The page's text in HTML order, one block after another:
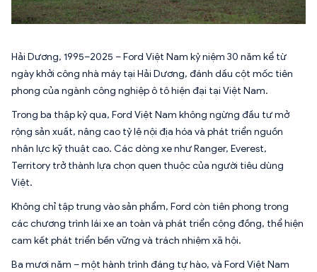
Hải Dương, 1995–2025 – Ford Việt Nam kỷ niệm 30 năm kể từ
ngày khởi công nhà máy tại Hải Dương, đánh dấu cột mốc tiên
phong của ngành công nghiệp ô tô hiện đại tại Việt Nam.
Trong ba thập kỷ qua, Ford Việt Nam không ngừng đầu tư mở
rộng sản xuất, nâng cao tỷ lệ nội địa hóa và phát triển nguồn
nhân lực kỹ thuật cao. Các dòng xe như Ranger, Everest,
Territory trở thành lựa chọn quen thuộc của người tiêu dùng
Việt.
Không chỉ tập trung vào sản phẩm, Ford còn tiên phong trong
các chương trình lái xe an toàn và phát triển cộng đồng, thể hiện
cam kết phát triển bền vững và trách nhiệm xã hội.
Ba mươi năm – một hành trình đáng tự hào, và Ford Việt Nam